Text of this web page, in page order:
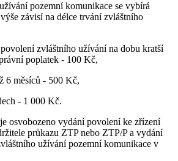
pozemní komunikace se vybírá
závisí na délce trvání zvláštního
zvláštního užívání na dobu kratší
poplatek - 100 Kč,
6 měsíců - 500 Kč,
- 1 000 Kč.
osvobozeno vydání povolení ke zřízení
průkazu ZTP nebo ZTP/P a vydání
užívání pozemní komunikace v